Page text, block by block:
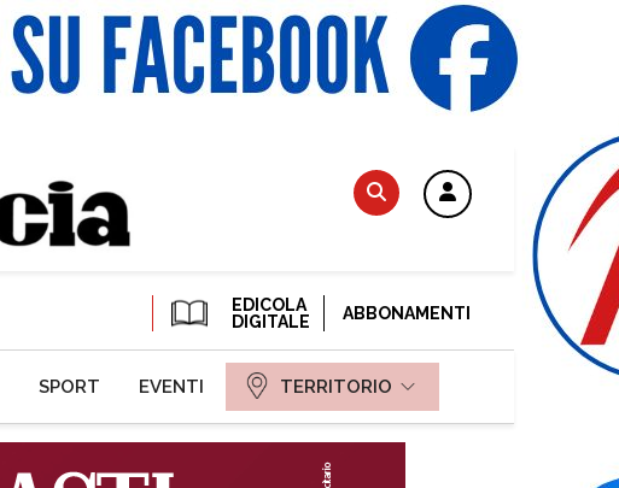
EDICOLA
DIGITALE
ABBONAMENTI
SPORT EVENTI TERRITORIO